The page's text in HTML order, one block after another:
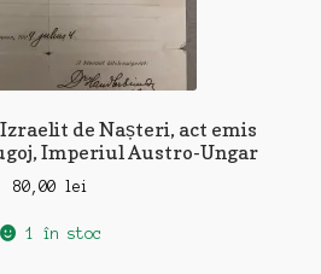
de Nașteri, act emis
Imperiul Austro-Ungar
80,00 lei
1 în stoc